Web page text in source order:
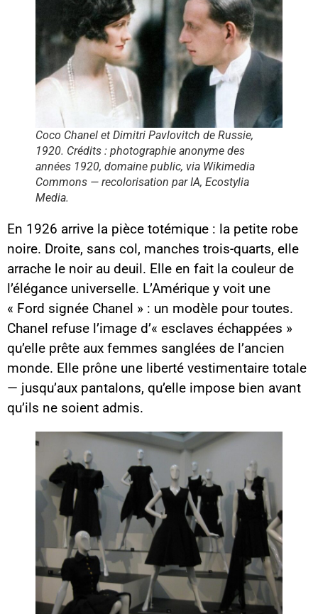
Coco Chanel et Dimitri Pavlovitch de Russie,
1920. Crédits : photographie anonyme des
années 1920, domaine public, via Wikimedia
Commons — recolorisation par IA, Ecostylia
Media.
En 1926 arrive la pièce totémique : la petite robe
noire. Droite, sans col, manches trois-quarts, elle
arrache le noir au deuil. Elle en fait la couleur de
l’élégance universelle. L’Amérique y voit une
« Ford signée Chanel » : un modèle pour toutes.
Chanel refuse l’image d’« esclaves échappées »
qu’elle prête aux femmes sanglées de l’ancien
monde. Elle prône une liberté vestimentaire totale
— jusqu’aux pantalons, qu’elle impose bien avant
qu’ils ne soient admis.